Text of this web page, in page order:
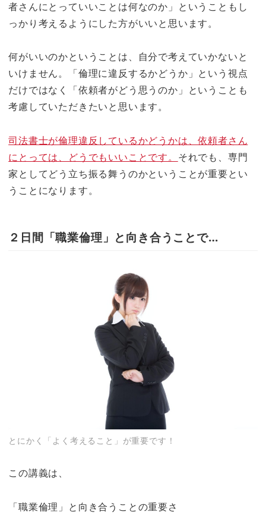
者さんにとっていいことは何なのか」ということもし
っかり考えるようにした方がいいと思います。
何がいいのかということは、自分で考えていかないと
いけません。「倫理に違反するかどうか」という視点
だけではなく「依頼者がどう思うのか」ということも
考慮していただきたいと思います。
司法書士が倫理違反しているかどうかは、依頼者さん
にとっては、どうでもいいことです。 それでも、専門
家としてどう立ち振る舞うのかということが重要とい
うことになります。
２日間「職業倫理」と向き合うことで…
とにかく「よく考えること」が重要です！
この講義は、
「職業倫理」と向き合うことの重要さ